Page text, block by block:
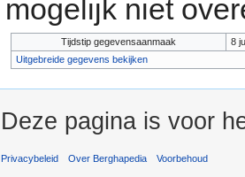
mogelijk niet
Tijdstip gegevensaanmaak
8
Uitgebreide gegevens bekijken
Deze pagina is voor
Privacybeleid Over Berghapedia Voorbehoud